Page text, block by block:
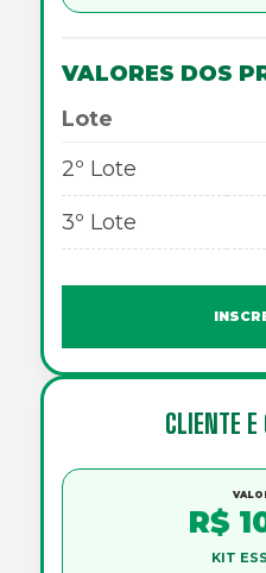
VALORES DOS
Lote
2º Lote
3º Lote
CLIENTE E
R$
KIT